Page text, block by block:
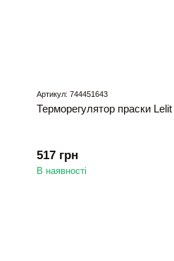
Артикул: 744451643
Терморегулятор праски Lelit
517 грн
В наявності